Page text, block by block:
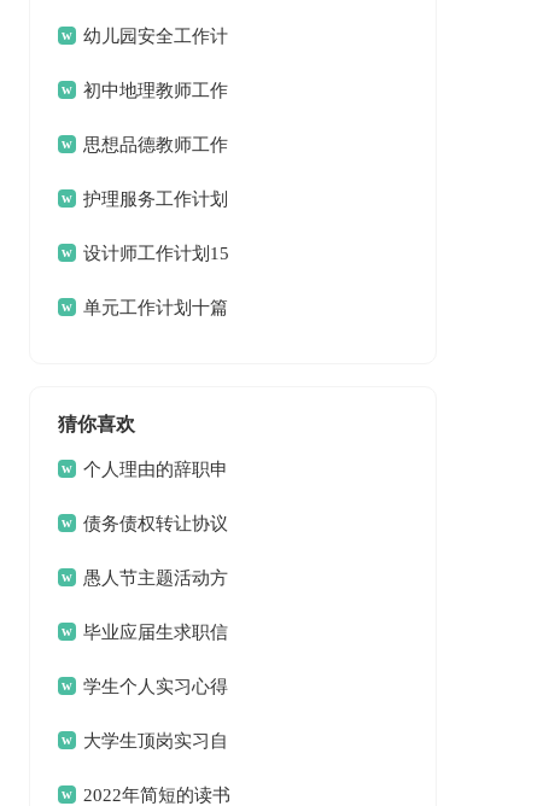
幼儿园安全工作计
划(通用15篇)
初中地理教师工作
计划思想品德教师工作
计划护理服务工作计划
设计师工作计划15
篇 单元工作计划十篇
猜你喜欢
个人理由的辞职申
请书债务债权转让协议
愚人节主题活动方
案 毕业应届生求职信
13篇学生个人实习心得
体会大学生顶岗实习自
我总结2022年简短的读书